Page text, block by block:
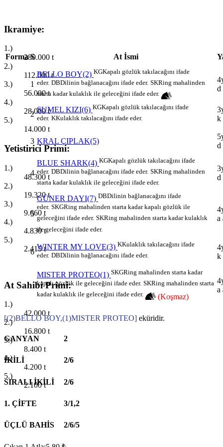
Ikramiye:
1.)
280.000 t
2.)
112.000t
3.)
56.000t
4.)
28.000t
5.)
14.000 t
Yetistirici Primi:
1.)
48.300 t
2.)
19.320t
3.)
9.660 t
4.)
4.830t
5.)
2.415t
At Sahibi Primi:
1.)
42.000 t
2.)
16.800 t
3.)
8.400 t
4.)
4.200 t
5.)
2.100t
Forma S At İsmi
1
BELLO BOY(2) KGKapalı gözlük takılacağını ifade
eder. DBDilinin bağlanacağını ifade eder. SKRing mahalinden
starta kadar kulaklık ile geleceğini ifade eder.
d
2
SUMEL KIZI(6) KGKapalı gözlük takılacağını ifade
eder. KKulaklık takılacağını ifade eder.
k
3 KRAL ÇIPLAK(5)
d
4
BLUE SHARK(4) KGKapalı gözlük takılacağını ifade
eder. DBDilinin bağlanacağını ifade eder. SKRing mahalinden
starta kadar kulaklık ile geleceğini ifade eder.
d
5
GÜNER DAYI(7) DBDilinin bağlanacağını ifade
eder. SKGRing mahalinden starta kadar kapalı gözlük ile
geleceğini ifade eder. SKRing mahalinden starta kadar kulaklık
ile geleceğini ifade eder.
a
6
WINTER MY LOVE(3) KKulaklık takılacağını ifade
eder. DBDilinin bağlanacağını ifade eder.
k
MISTER PROTEO(1) SKGRing mahalinden starta kadar
kapalı gözlük ile geleceğini ifade eder. SKRing mahalinden starta
kadar kulaklık ile geleceğini ifade eder.
(Koşmaz)
a
[(2)BELLO BOY,(1)MISTER PROTEO] eküridir.
GANYAN 2
İKİLİ 2/6
SIRALI İKİLİ 2/6
1. ÇİFTE 3/1,2
ÜÇLÜ BAHİS 2/6/5